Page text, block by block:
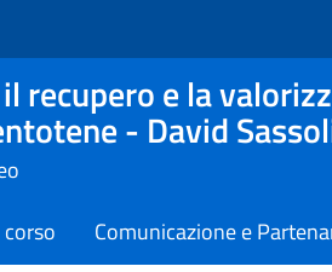
e la
- David
Comunicazione e